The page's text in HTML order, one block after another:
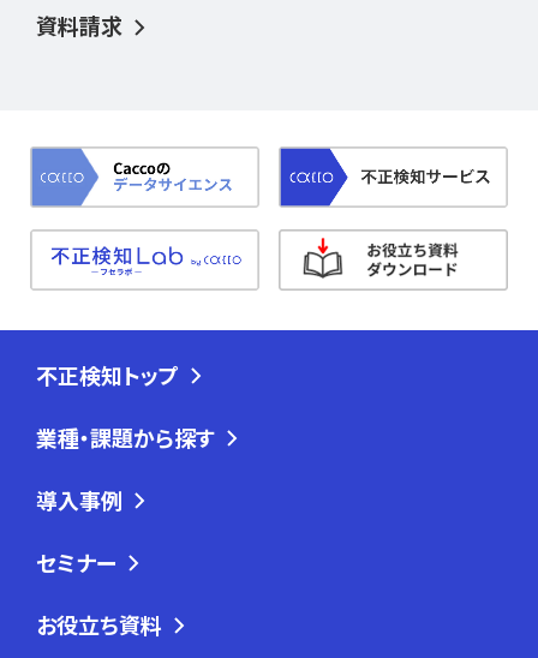
資料請求
不正検知トップ
業種・課題から探す
導入事例
セミナー
お役立ち資料